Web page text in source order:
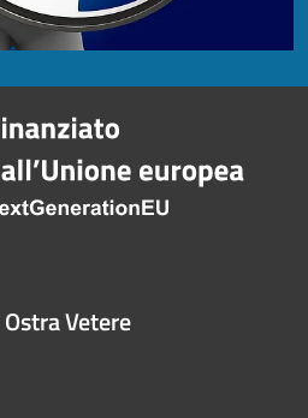
Vetere